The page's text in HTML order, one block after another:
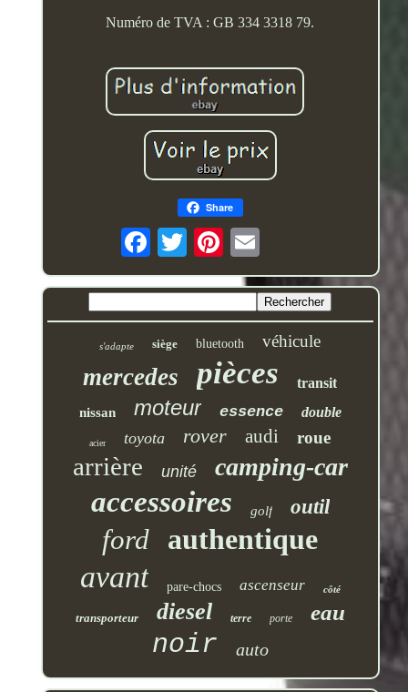
Numéro de TVA : GB 334 3318 79.
Share
s'adapte siège bluetooth véhicule
mercedes pièces transit
nissan moteur essence double
acier toyota rover audi roue
arrière unité camping-car
accessoires golf outil
ford authentique
avant pare-chocs ascenseur côté
transporteur diesel terre porte eau
noir auto